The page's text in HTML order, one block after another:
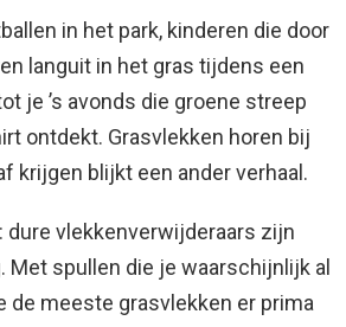
in het park, kinderen die door
languit in het gras tijdens een
je ’s avonds die groene streep
ontdekt. Grasvlekken horen bij
krijgen blijkt een ander verhaal.
dure vlekkenverwijderaars zijn
Met spullen die je waarschijnlijk al
de meeste grasvlekken er prima